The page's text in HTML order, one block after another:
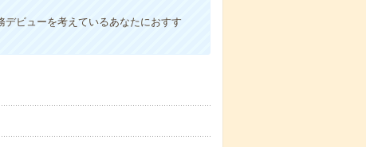
ビューを考えているあなたにおすす